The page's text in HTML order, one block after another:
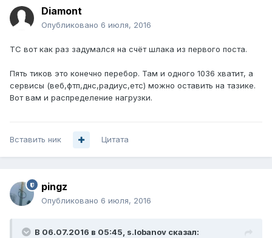
Diamont
Опубликовано 6 июля, 2016
ТС вот как раз задумался на счёт шлака из первого поста.
Пять тиков это конечно перебор. Там и одного 1036 хватит, а
сервисы (веб,фтп,днс,радиус,етс) можно оставить на тазике.
Вот вам и распределение нагрузки.
Вставить ник Цитата
pingz
Опубликовано 6 июля, 2016
В 06.07.2016 в 05:45, s.lobanov сказал: